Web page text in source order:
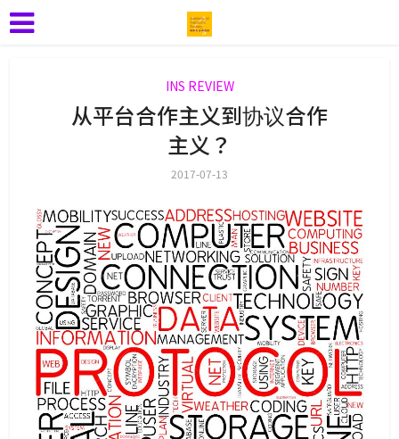
INS REVIEW
从平台合作主义到协议合作
主义？
2017-07-13